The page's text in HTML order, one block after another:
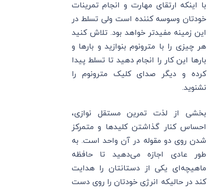
با اینکه ارتقای مهارت و انجام تمرینات
خودتان وسوسه کننده است ولی تسلط در
این زمینه مفیدتر خواهد بود. تلاش کنید
هر چیزی را با مترونوم بنوازید و بارها و
بارها این کار را انجام دهید تا تسلط پیدا
کرده و دیگر صدای کلیک مترونوم را
نشنوید.
بخشی از لذت تمرین مستقل نوازی،
احساس کنار گذاشتن کلیدها و متمرکز
شدن روی دو مقوله در آن واحد است. به
طور عادی اجازه می‌دهید تا حافظه
ماهیچه‌ای یکی از دستانتان را هدایت
کند در حالیکه انرژی خودتان را روی دست